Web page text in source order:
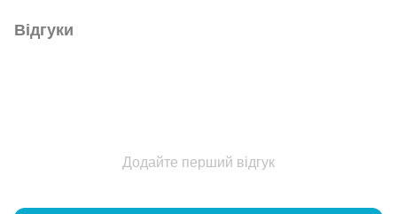
Відгуки
Додайте перший відгук